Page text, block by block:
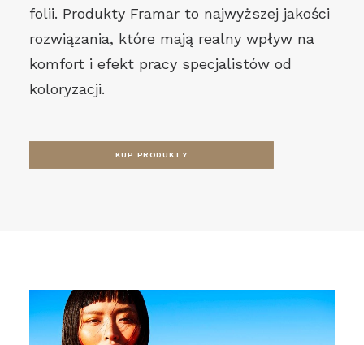
folii. Produkty Framar to najwyższej jakości
rozwiązania, które mają realny wpływ na
komfort i efekt pracy specjalistów od
koloryzacji.
KUP PRODUKTY